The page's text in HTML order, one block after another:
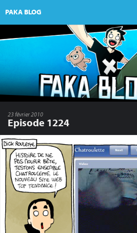
PAKA BLOG
23 février 2010
Episode 1224